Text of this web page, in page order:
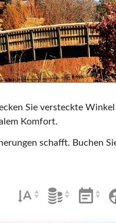
Sie versteckte
Komfort.
schafft. Buchen